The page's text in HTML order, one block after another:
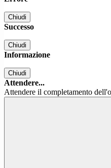
Chiudi
Successo
Chiudi
Informazione
Chiudi
Attendere...
Attendere il completamento